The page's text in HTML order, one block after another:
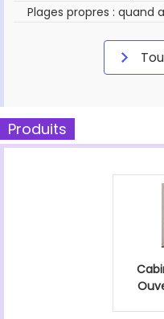
Plages propres : quand
Produits